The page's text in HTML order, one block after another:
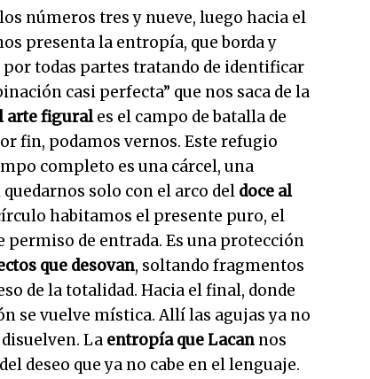
números tres y nueve, luego hacia el
presenta la entropía, que borda y
por todas partes tratando de identificar
casi perfecta” que nos saca de la
arte figurales el campo de batalla de
fin, podamos vernos. Este refugio
completo es una cárcel, una
solo con el arco del doce al
habitamos el presente puro, el
de entrada. Es una protección
que desovan, soltando fragmentos
de la totalidad. Hacia el final, donde
se vuelve mística. Allí las agujas ya no
La entropía que Lacan nos
deseo que ya no cabe en el lenguaje.